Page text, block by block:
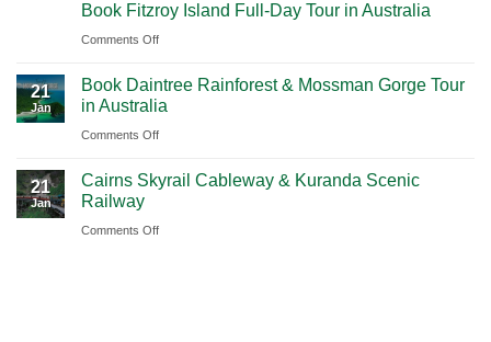
(PVG)
|
Book
Service
with
Ciiclo
Blue
Mountains
Tour
from
Sydney
Book Fitzroy Island Full-Day Tour in Australia
Comments Offon
Fitzroy
Island
Full-
Tour
Australia
21
Jan
Book Daintree Rainforest & Mossman Gorge Tour
in Australia
Comments Offon
Daintree
&
21
Jan
Cairns Skyrail Cableway & Kuranda Scenic
Railway
Comments Offon